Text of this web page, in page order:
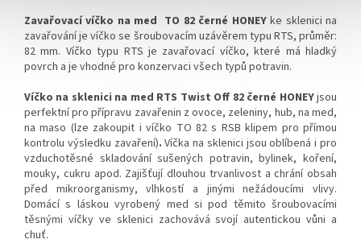
Zavařovací víčko na med TO 82 černé HONEYke sklenici na
zavařování je víčko se šroubovacím uzávěrem typu RTS, průměr:
82 mm. Víčko typu RTS je zavařovací víčko, které má hladký
povrch a je vhodné pro konzervaci všech typů potravin.
Víčko na sklenici na med RTS Twist Off 82 černé HONEYjsou
perfektní pro přípravu zavařenin z ovoce, zeleniny, hub, na med,
na maso (lze zakoupit i víčko TO 82 s RSB klipem pro přímou
kontrolu výsledku zavaření). Víčka na sklenici jsou oblíbená i pro
vzduchotěsné skladování sušených potravin, bylinek, koření,
mouky, cukru apod. Zajišťují dlouhou trvanlivost a chrání obsah
před mikroorganismy, vlhkostí a jinými nežádoucími vlivy.
Domácí s láskou vyrobený med si pod těmito šroubovacími
těsnými víčky ve sklenici zachovává svojí autentickou vůni a
chuť.